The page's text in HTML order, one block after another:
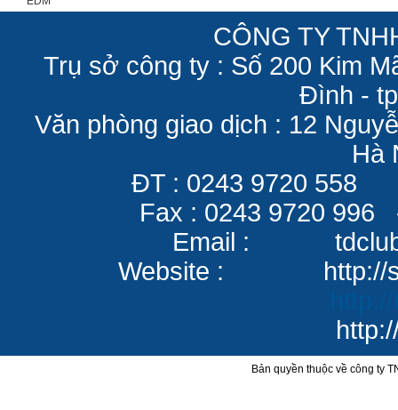
CÔNG TY
Trụ sở công ty : Số 200 Kim
Đình -
Văn phòng giao dịch : 12
Hà
ĐT : 0243 9720
Fax : 0243 9720 996
Email :
Website : http://
http://
Bản quyền thuộc về công ty